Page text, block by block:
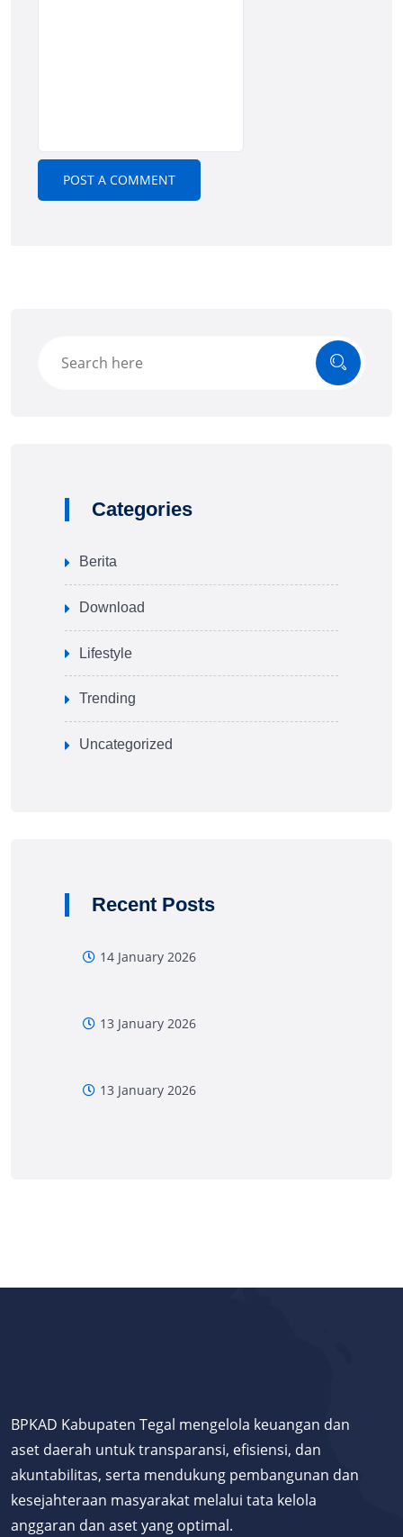
Categories
Berita
Download
Lifestyle
Trending
Uncategorized
Recent Posts
14 January 2026
13 January 2026
13 January 2026
BPKAD Kabupaten Tegal mengelola keuangan dan
aset daerah untuk transparansi, efisiensi, dan
akuntabilitas, serta mendukung pembangunan dan
kesejahteraan masyarakat melalui tata kelola
anggaran dan aset yang optimal.